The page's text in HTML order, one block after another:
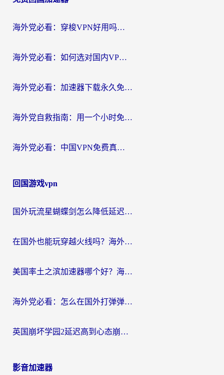
海外党必看：穿梭VPN好用吗？和云帆VPN对比哪个回国效果更好？附真实测评+避坑指南
海外党必看：如何选对国内VPN，实现无缝访问国内资源？
海外党必看：加速器下载永久免费版真的存在吗？教你无缝访问国内资源的正确姿势
海外党自救指南：用一个小时免费加速器，轻松打破国内资源访问壁垒？
海外党必看：中国VPN免费真的靠谱吗？手把手教你选对回国加速器
回国游戏vpn
国外玩流星蝴蝶剑怎么降低延迟？海外党必看的加速秘籍（含欧洲鸣潮&彩虹岛优化攻略）
在国外也能玩穿越火线吗？海外玩家国服游戏畅玩终极指南
美国率土之滨加速器哪个好？海外党国服游戏畅玩终极指南（附多游戏解决方案）
海外党必看：怎么在国外打弹弹堂不卡？番茄加速器亲测指南
英国崩坏学园2延迟高到心态崩？海外党国服游戏加速终极指南
影音加速器